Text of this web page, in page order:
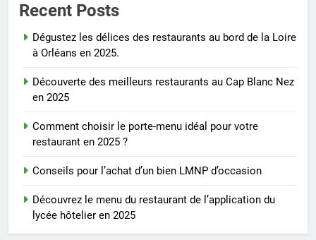
Recent Posts
Dégustez les délices des restaurants au bord de la Loire
à Orléans en 2025.
Découverte des meilleurs restaurants au Cap Blanc Nez
en 2025
Comment choisir le porte-menu idéal pour votre
restaurant en 2025 ?
Conseils pour l’achat d’un bien LMNP d’occasion
Découvrez le menu du restaurant de l’application du
lycée hôtelier en 2025